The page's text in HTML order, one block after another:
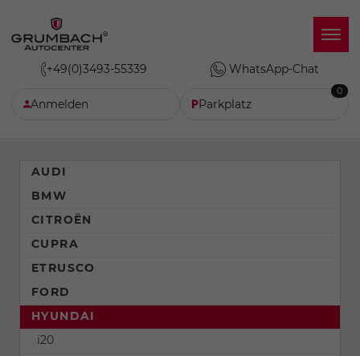
+49(0)3493-55339 WhatsApp-Chat
Anmelden Parkplatz
0
AUDI
BMW
CITROËN
CUPRA
ETRUSCO
FORD
HYUNDAI
i20